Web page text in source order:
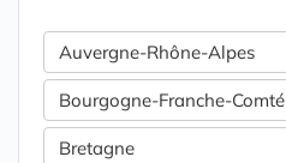
Auvergne-Rhône-Alpes
Bourgogne-Franche-Comté
Bretagne